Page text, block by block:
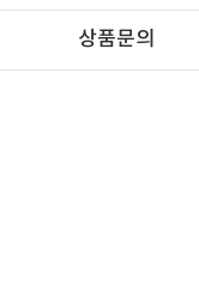
상품문의